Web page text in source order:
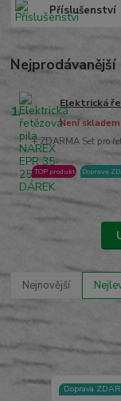
Příslušenství
Nejprodávanější
1. Elektrická
+ ZDARMA Set pro
Není skladem
TOP produkt Doprava
Nejnovější
Doprava